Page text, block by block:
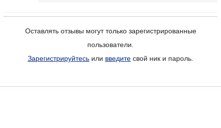
Оставлять отзывы могут только зарегистрированные
пользователи.
Зарегистрируйтесь или введите свой ник и пароль.